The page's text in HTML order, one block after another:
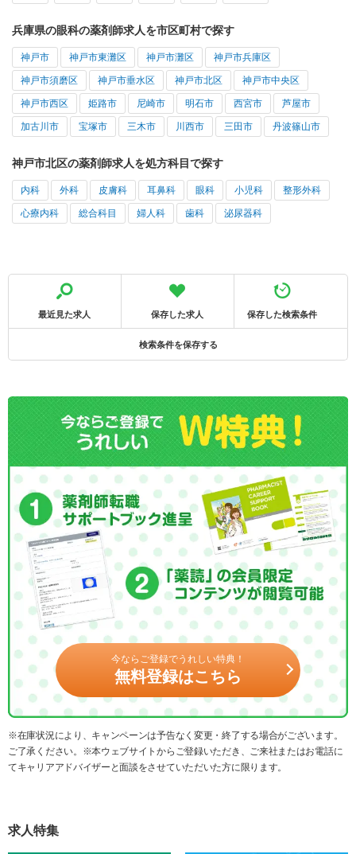
兵庫県の眼科の薬剤師求人を市区町村で探す
神戸市 神戸市東灘区 神戸市灘区 神戸市兵庫区
神戸市須磨区 神戸市垂水区 神戸市北区 神戸市中央区
神戸市西区 姫路市 尼崎市 明石市 西宮市 芦屋市
加古川市 宝塚市 三木市 川西市 三田市 丹波篠山市
神戸市北区の薬剤師求人を処方科目で探す
内科 外科 皮膚科 耳鼻科 眼科 小児科 整形外科
心療内科 総合科目 婦人科 歯科 泌尿器科
最近見た求人 保存した求人 保存した検索条件
検索条件を保存する
今ならご登録でうれしい特典！
無料登録はこちら
※在庫状況により、キャンペーンは予告なく変更・終了する場合がございます。
ご了承ください。※本ウェブサイトからご登録いただき、ご来社またはお電話に
てキャリアアドバイザーと面談をさせていただいた方に限ります。
求人特集